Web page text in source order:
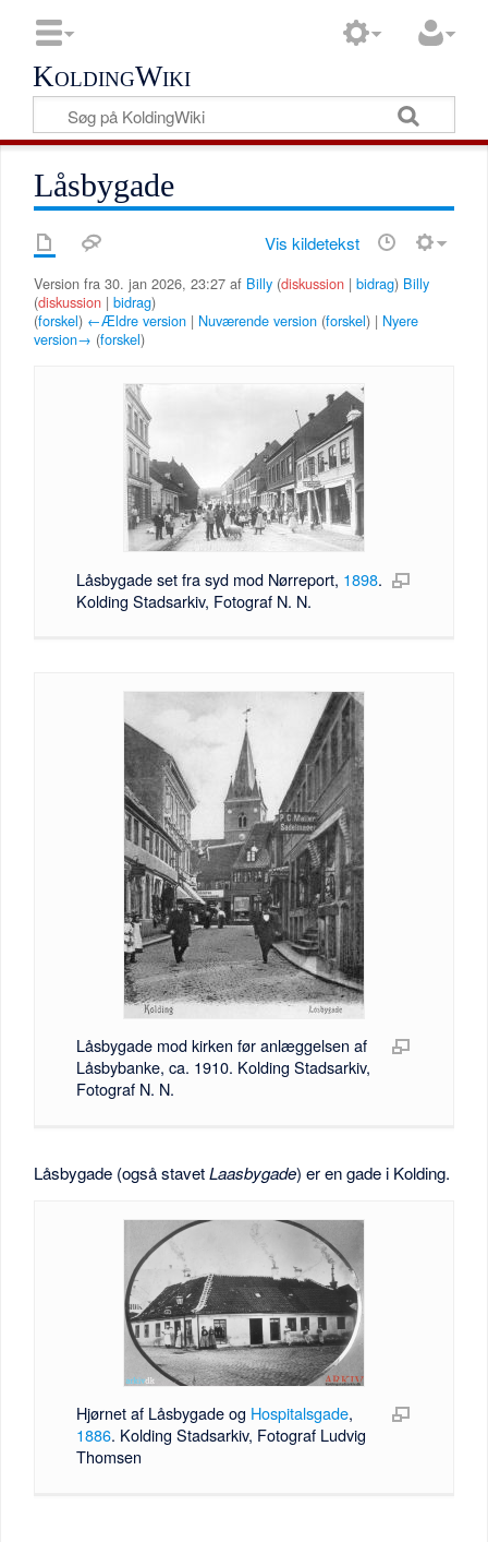
KoldingWiki
Låsbygade
Vis kildetekst
Version fra 30. jan 2026, 23:27 af Billy (diskussion |bidrag) Billy
(diskussion |bidrag)
(forskel) ←Ældre version | Nuværende version (forskel) | Nyere
version→ (forskel)
Låsbygade set fra syd mod Nørreport, 1898.
Kolding Stadsarkiv, Fotograf N. N.
Låsbygade mod kirken før anlæggelsen af
Låsbybanke, ca. 1910. Kolding Stadsarkiv,
Fotograf N. N.
Låsbygade (også stavetLaasbygade) er en gade i Kolding.
Hjørnet af Låsbygade og Hospitalsgade,
1886. Kolding Stadsarkiv, Fotograf Ludvig
Thomsen